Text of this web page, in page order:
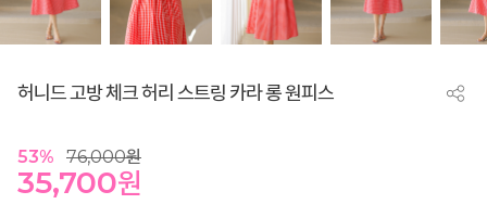
허니드 고방 체크 허리 스트링 카라 롱 원피스
53% 76,000원
35,700원